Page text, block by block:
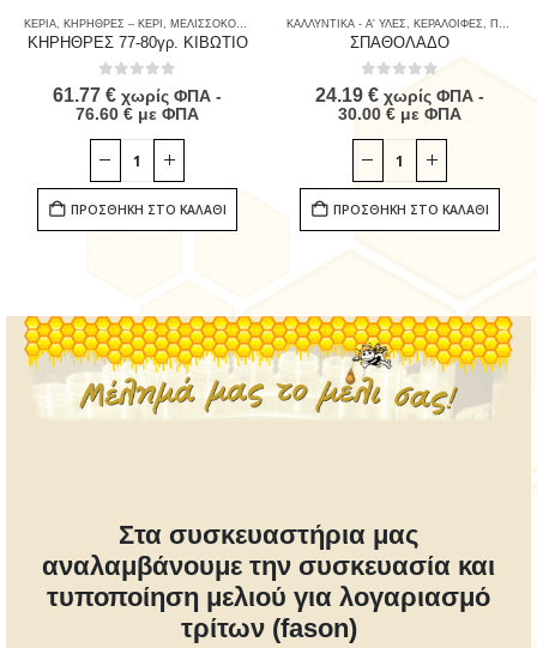
ΤΡΟΦΙΜΑ
ΚΕΡΙΑ, ΚΗΡΗΘΡΕΣ – ΚΕΡΙ , ΜΕΛΙΣΣΟΚΟΜΙΚΟΣ ΕΞΟΠΛΙΣΜΟΣ , ΠΑΣΧΑΛΙΝΑ,ΠΡΟΙΟΝΤΑ
ΚΗΡΗΘΡΕΣ 77-80γρ. ΚΙΒΩΤΙΟ
0out of 5
61.77 € χωρίς ΦΠΑ -
76.60 € με ΦΠΑ
ΠΡΟΣΘΉΚΗ ΣΤΟ ΚΑΛΆΘΙ
ΚΑΛΛΥΝΤΙΚΑ - Α' ΥΛΕΣ, ΚΕΡΑΛΟΙΦΕΣ, ΠΡΟΙΟΝΤΑ ΜΕΛΙΣΣΑΣ & ΚΑΤΑΝΑΛΩΤΗ
ΣΠΑΘΟΛΑΔΟ
0out of 5
24.19 € χωρίς ΦΠΑ -
30.00 € με ΦΠΑ
ΠΡΟΣΘΉΚΗ ΣΤΟ ΚΑΛΆΘΙ
Στα συσκευαστήρια μας
αναλαμβάνουμε την συσκευασία και
τυποποίηση μελιού για λογαριασμό
τρίτων (fason)